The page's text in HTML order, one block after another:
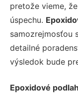
pretože vieme,
úspechu.
samozrejmosťou
detailné
výsledok bude
Epoxidové